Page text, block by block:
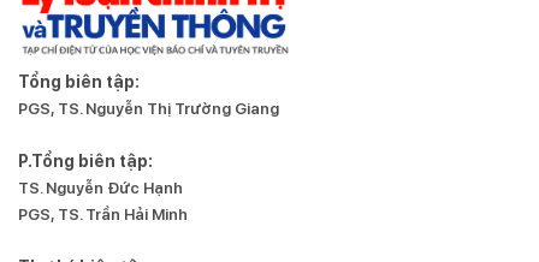
Tổng biên tập:
PGS, TS. Nguyễn Thị Trường Giang
P.Tổng biên tập:
TS. Nguyễn Đức Hạnh
PGS, TS. Trần Hải Minh